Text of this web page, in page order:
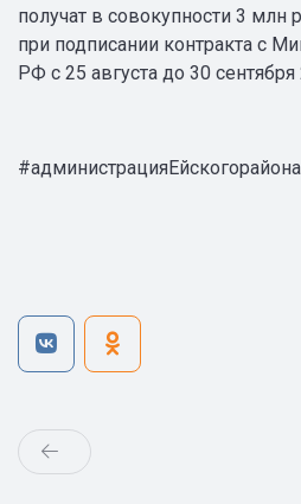
получат в совокупности 3 млн
при подписании контракта с
РФ с 25 августа до 30